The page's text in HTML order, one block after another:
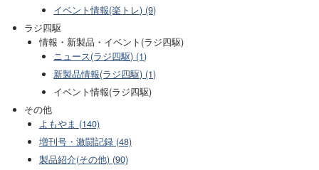
イベント情報(楽トレ) (9)
ラジ四駆
情報・新製品・イベント(ラジ四駆)
ニュース(ラジ四駆) (1)
新製品情報(ラジ四駆) (1)
イベント情報(ラジ四駆)
その他
よもやま (140)
増刊号・激闘記録 (48)
製品紹介(その他) (90)